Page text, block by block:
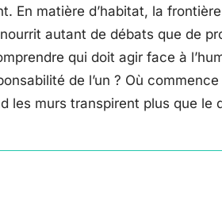
En matière d’habitat, la
autant de débats que de
qui doit agir face à
de l’un ? Où commence
les murs transpirent plus que le